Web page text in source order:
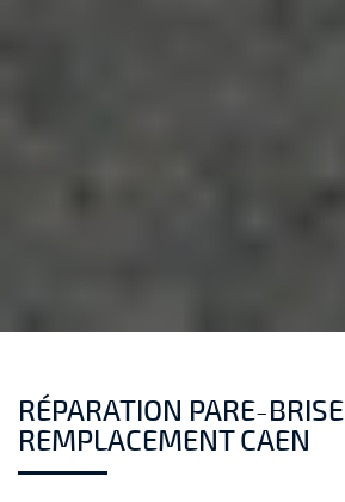
RÉPARATION PARE-BRISE
REMPLACEMENT CAEN